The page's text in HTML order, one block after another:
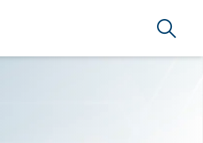
Suche